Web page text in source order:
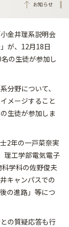
お知らせ
金井理系説明会
が、12月18日
の生徒が参加し
分野について、
メージすること
生徒が参加しま
2年の一戸菜奈実
理工学部電気電子
学科の佐野俊夫
キャンパスでの
の進路」等につ
の質疑応答も行